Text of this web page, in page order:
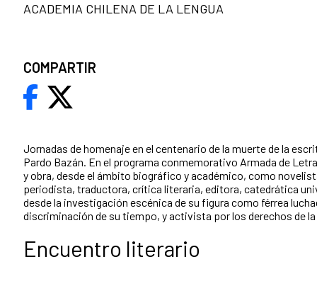
Jornadas de homenaje en el centenario de la muerte de la
Pardo Bazán. En el programa conmemorativo Armada de
y obra, desde el ámbito biográfico y académico, como
periodista, traductora, crítica literaria, editora, catedrática
desde la investigación escénica de su figura como férrea
discriminación de su tiempo, y activista por los derechos de
Encuentro literario
ACADEMIA CHILENA DE LA LENGUA
COMPARTIR